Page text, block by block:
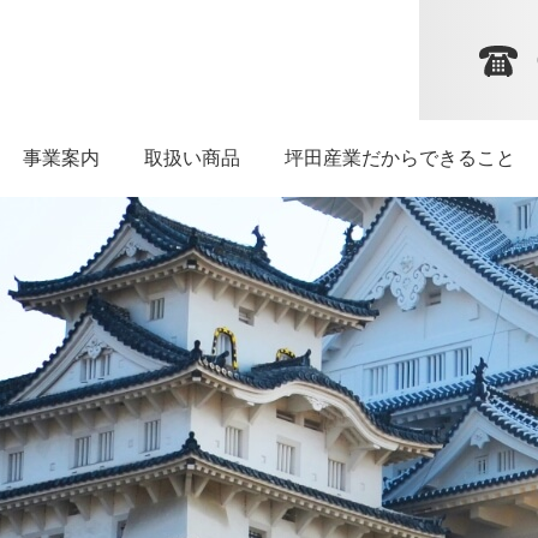
事業案内 取扱い商品 坪田産業だからできること